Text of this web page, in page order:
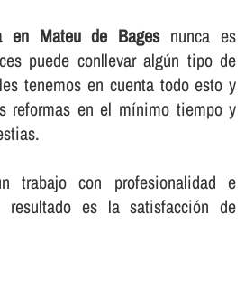
en Mateu de Bagesnunca es
puede conllevar algún tipo de
tenemos en cuenta todo esto y
reformas en el mí­nimo tiempo y
trabajo con profesionalidad e
es la satisfacción de